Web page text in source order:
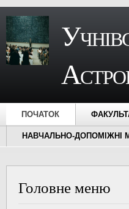
ПОЧАТОК
НАВЧАЛЬНО-ДОПОМІЖНІ
Головне меню